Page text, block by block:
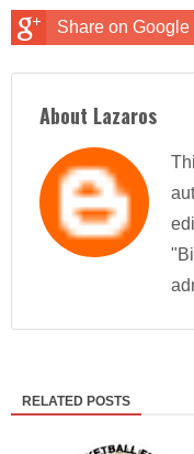
Share on Google
About Lazaros
RELATED POSTS